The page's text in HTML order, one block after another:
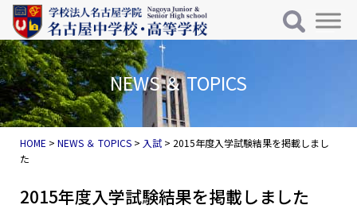
コンテンツへスキップ
メインナビゲーション
NEWS ＆ TOPICS
HOME >NEWS ＆ TOPICS > 入試 > 2015年度入学試験結果を掲載しまし
た
2015年度入学試験結果を掲載しました